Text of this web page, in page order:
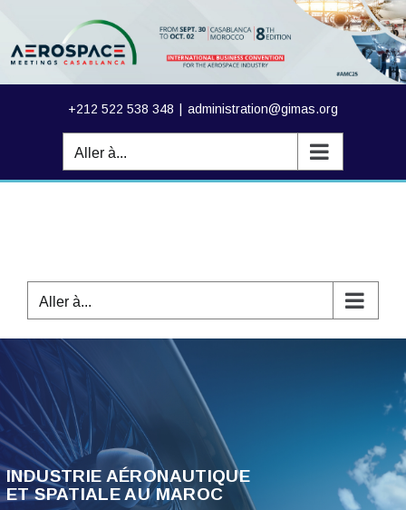
+212 522 538 348 administration@gimas.org
Aller à...
Aller à...
INDUSTRIE AÉRONAUTIQUE
ET SPATIALE AU MAROC